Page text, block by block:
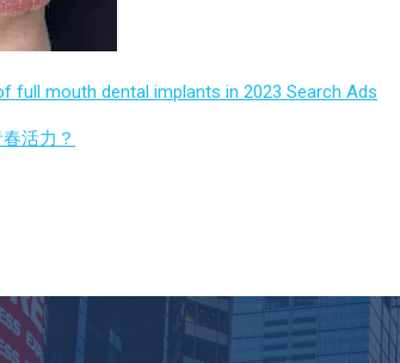
full mouth dental implants in 2023 Search Ads
活力？